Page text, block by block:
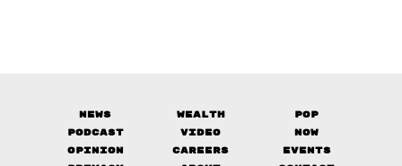
News Wealth
Pop
Podcast
Video
Now
Opinion
Careers
Events